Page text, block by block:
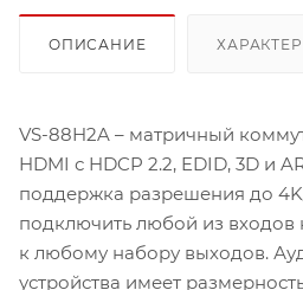
ОПИСАНИЕ
VS-88H2A – матричный
HDMI с HDCP 2.2, EDID, 3D и
поддержка разрешения до
подключить любой из
к любому набору выходов.
устройства имеет